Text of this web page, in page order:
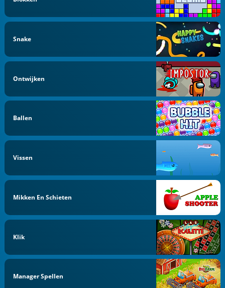
Snake
Ontwijken
Ballen
Vissen
Mikken En Schieten
Klik
Manager Spellen